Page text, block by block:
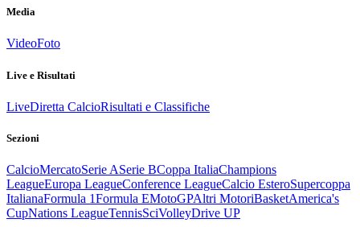
Media
VideoFoto
Live e Risultati
LiveDiretta CalcioRisultati e Classifiche
Sezioni
CalcioMercatoSerie ASerie BCoppa ItaliaChampions
LeagueEuropa LeagueConference LeagueCalcio EsteroSupercoppa
ItalianaFormula 1Formula EMotoGPAltri MotoriBasketAmerica's
CupNations LeagueTennisSciVolleyDrive UP